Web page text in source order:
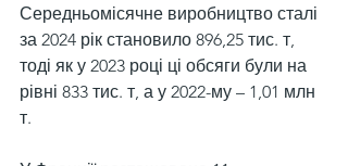
Середньомісячне виробництво сталі
за 2024 рік становило 896,25 тис. т,
тоді як у 2023 році ці обсяги були на
рівні 833 тис. т, а у 2022-му – 1,01 млн
т.